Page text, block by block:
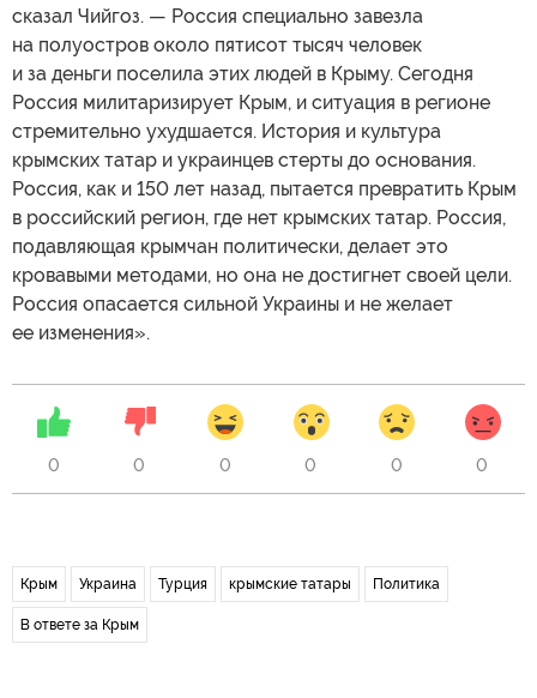
сказал Чийгоз. — Россия специально завезла
на полуостров около пятисот тысяч человек
и за деньги поселила этих людей в Крыму. Сегодня
Россия милитаризирует Крым, и ситуация в регионе
стремительно ухудшается. История и культура
крымских татар и украинцев стерты до основания.
Россия, как и 150 лет назад, пытается превратить Крым
в российский регион, где нет крымских татар. Россия,
подавляющая крымчан политически, делает это
кровавыми методами, но она не достигнет своей цели.
Россия опасается сильной Украины и не желает
ее изменения».
0 0 0 0 0 0
Крым Украина Турция крымские татары Политика
В ответе за Крым